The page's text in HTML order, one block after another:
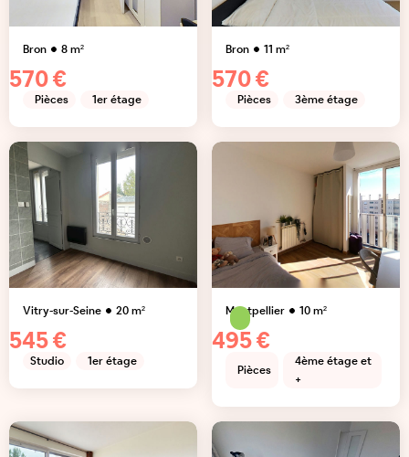
Bron 8m²
570 €
Pièces 1er étage
Bron 11 m²
570 €
Pièces 3ème étage
Vitry-sur-Seine 20m²
545 €
Studio 1er étage
Montpellier 10m²
495 €
Pièces
4ème étage et
+